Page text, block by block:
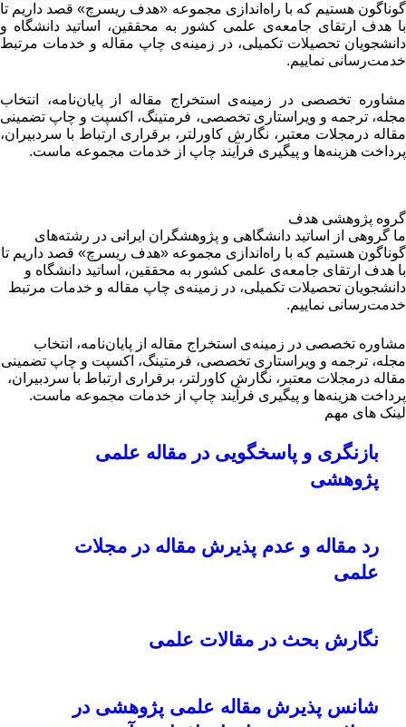
گوناگون هستیم که با راه‌اندازی مجموعه «هدف ریسرچ» قصد داریم تا
با هدف ارتقای جامعه‌ی علمی کشور به محققین، اساتید دانشگاه و
دانشجویان تحصیلات تکمیلی، در زمینه‌ی چاپ مقاله و خدمات مرتبط
خدمت‌رسانی نماییم.
مشاوره تخصصی در زمینه‌ی استخراج مقاله از پایان‌نامه، انتخاب
مجله، ترجمه و ویراستاری تخصصی، فرمتینگ، اکسپت و چاپ تضمینی
مقاله درمجلات معتبر، نگارش کاورلتر، برقراری ارتباط با سردبیران،
پرداخت هزینه‌ها و پیگیری فرآیند چاپ از خدمات مجموعه ماست.
گروه پژوهشی هدف
ما گروهی از اساتید دانشگاهی و پژوهشگران ایرانی در رشته‌های
گوناگون هستیم که با راه‌اندازی مجموعه «هدف ریسرچ» قصد داریم تا
با هدف ارتقای جامعه‌ی علمی کشور به محققین، اساتید دانشگاه و
دانشجویان تحصیلات تکمیلی، در زمینه‌ی چاپ مقاله و خدمات مرتبط
خدمت‌رسانی نماییم.
مشاوره تخصصی در زمینه‌ی استخراج مقاله از پایان‌نامه، انتخاب
مجله، ترجمه و ویراستاری تخصصی، فرمتینگ، اکسپت و چاپ تضمینی
مقاله درمجلات معتبر، نگارش کاورلتر، برقراری ارتباط با سردبیران،
پرداخت هزینه‌ها و پیگیری فرآیند چاپ از خدمات مجموعه ماست.
لینک های مهم
بازنگری و پاسخگویی در مقاله علمی
پژوهشی
رد مقاله و عدم پذیرش مقاله در مجلات
علمی
نگارش بحث در مقالات علمی
شانس پذیرش مقاله علمی پژوهشی در